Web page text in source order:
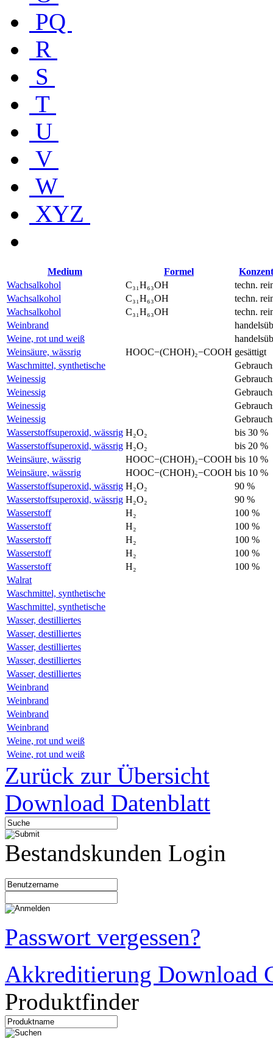
PQ
R
S
T
U
V
W
XYZ
Medium Formel
Wachsalkohol
C₃₁H₆₃OH
techn.
Wachsalkohol
C₃₁H₆₃OH
techn.
Wachsalkohol
C₃₁H₆₃OH
techn.
Weinbrand
Weine, rot und weiß
Weinsäure, wässrig
HOOC−(CHOH)₂−COOH gesättigt
Waschmittel, synthetische
Weinessig
Weinessig
Weinessig
Weinessig
Wasserstoffsuperoxid, wässrig H₂O₂
bis 30 %
Wasserstoffsuperoxid, wässrig H₂O₂
bis 20 %
Weinsäure, wässrig
HOOC−(CHOH)₂−COOH bis 10 %
Weinsäure, wässrig
HOOC−(CHOH)₂−COOH bis 10 %
Wasserstoffsuperoxid, wässrig H₂O₂
90 %
Wasserstoffsuperoxid, wässrig H₂O₂
90 %
Wasserstoff
H₂
100 %
Wasserstoff
H₂
100 %
Wasserstoff
H₂
100 %
Wasserstoff
H₂
100 %
Wasserstoff
H₂
100 %
Walrat
Waschmittel, synthetische
Waschmittel, synthetische
Wasser, destilliertes
Wasser, destilliertes
Wasser, destilliertes
Wasser, destilliertes
Wasser, destilliertes
Weinbrand
Weinbrand
Weinbrand
Weinbrand
Weine, rot und weiß
Weine, rot und weiß
Zurück zur Übersicht
Download Datenblatt
Bestandskunden Login
Passwort vergessen?
Akkreditierung Download
Produktfinder